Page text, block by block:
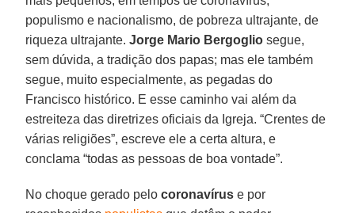
populismo e nacionalismo, de pobreza ultrajante, de
riqueza ultrajante.Jorge Mario Bergoglio segue,
sem dúvida, a tradição dos papas; mas ele também
segue, muito especialmente, as pegadas do
Francisco histórico. E esse caminho vai além da
estreiteza das diretrizes oficiais da Igreja. “Crentes de
várias religiões”, escreve ele a certa altura, e
conclama “todas as pessoas de boa vontade”.
No choque gerado pelocoronavírus e por